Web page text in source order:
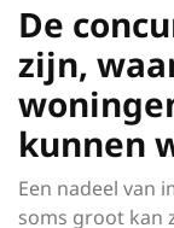
De
zijn,
kunnen
Een nadeel van
soms groot kan